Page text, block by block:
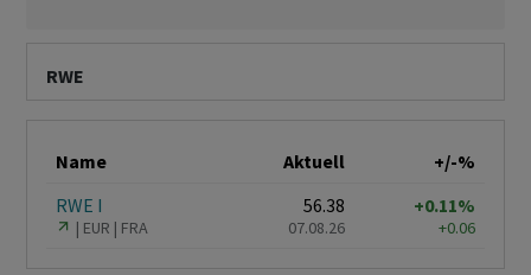
RWE
Name Aktuell
+/-%
RWE I
EUR FRA
56.38
07.08.26
+0.11%
+0.06